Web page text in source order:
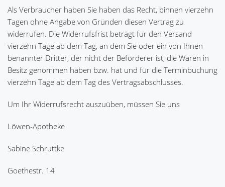
Als Verbraucher haben Sie haben das Recht, binnen vierzehn
Tagen ohne Angabe von Gründen diesen Vertrag zu
widerrufen. Die Widerrufsfrist beträgt für den Versand
vierzehn Tage ab dem Tag, an dem Sie oder ein von Ihnen
benannter Dritter, der nicht der Beförderer ist, die Waren in
Besitz genommen haben bzw. hat und für die Terminbuchung
vierzehn Tage ab dem Tag des Vertragsabschlusses.
Um Ihr Widerrufsrecht auszuüben, müssen Sie uns
Löwen-Apotheke
Sabine Schruttke
Goethestr. 14